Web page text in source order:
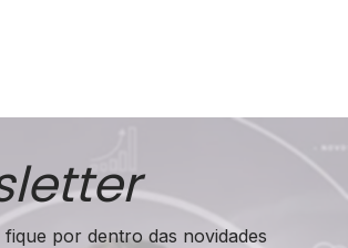
por dentro das novidades